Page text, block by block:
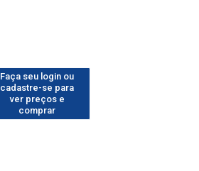
Faça seu login ou
cadastre-se para
ver preços e
comprar